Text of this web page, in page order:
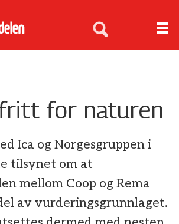
for naturen
Ica og Norgesgruppen i
tilsynet om at
mellom Coop og Rema
av vurderingsgrunnlaget.